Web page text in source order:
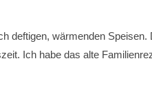
deftigen, wärmenden
Ich habe das alte